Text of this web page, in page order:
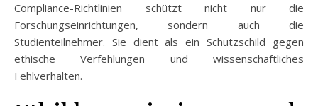
Compliance-Richtlinien schützt nicht nur die
Forschungseinrichtungen, sondern auch die
Studienteilnehmer. Sie dient als ein Schutzschild gegen
ethische Verfehlungen und wissenschaftliches
Fehlverhalten.